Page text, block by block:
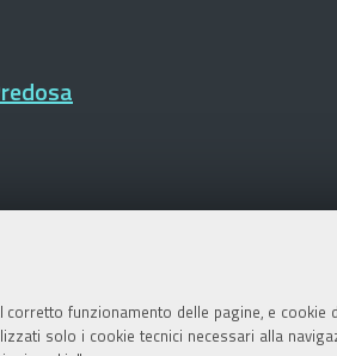
funzionamento delle pagine, e
solo i cookie tecnici necessari alla